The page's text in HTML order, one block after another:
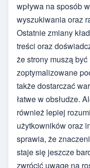
wpływa na sposób
wyszukiwania oraz
Ostatnie zmiany
treści oraz
że strony muszą
zoptymalizowane
także dostarczać
łatwe w obsłudze.
również lepiej
użytkowników oraz
sprawia, że
staje się jeszcze
zwrócić uwagę na